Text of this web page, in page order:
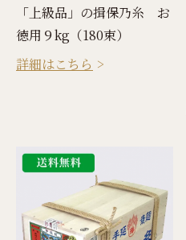
「上級品」の揖保乃糸 お
徳用９kg（180束）
詳細はこちら